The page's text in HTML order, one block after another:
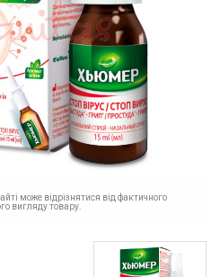
може відрізнятися від фактичного
вигляду товару.